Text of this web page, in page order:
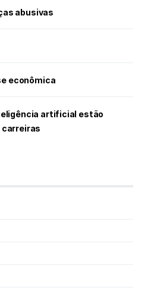
abusivas
econômica
artificial estão
carreiras